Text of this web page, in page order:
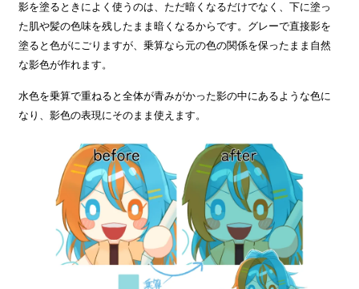
影を塗るときによく使うのは、ただ暗くなるだけでなく、下に塗っ
た肌や髪の色味を残したまま暗くなるからです。グレーで直接影を
塗ると色がにごりますが、乗算なら元の色の関係を保ったまま自然
な影色が作れます。
水色を乗算で重ねると全体が青みがかった影の中にあるような色に
なり、影色の表現にそのまま使えます。